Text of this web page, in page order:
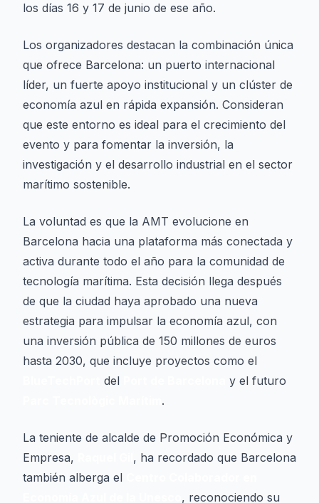
los días 16 y 17 de junio de ese año.
Los organizadores destacan la combinación única
que ofrece Barcelona: un puerto internacional
líder, un fuerte apoyo institucional y un clúster de
economía azul en rápida expansión. Consideran
que este entorno es ideal para el crecimiento del
evento y para fomentar la inversión, la
investigación y el desarrollo industrial en el sector
marítimo sostenible.
La voluntad es que la AMT evolucione en
Barcelona hacia una plataforma más conectada y
activa durante todo el año para la comunidad de
tecnología marítima. Esta decisión llega después
de que la ciudad haya aprobado una nueva
estrategia para impulsar la economía azul, con
una inversión pública de 150 millones de euros
hasta 2030, que incluye proyectos como el
del
y el futuro
.
La teniente de alcalde de Promoción Económica y
Empresa,
, ha recordado que Barcelona
también alberga el
, reconociendo su